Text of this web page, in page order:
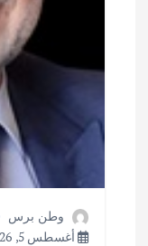
وطن برس
أغسطس 5, 2026